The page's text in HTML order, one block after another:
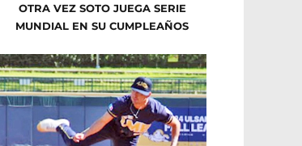
OTRA VEZ SOTO JUEGA SERIE
MUNDIAL EN SU CUMPLEAÑOS